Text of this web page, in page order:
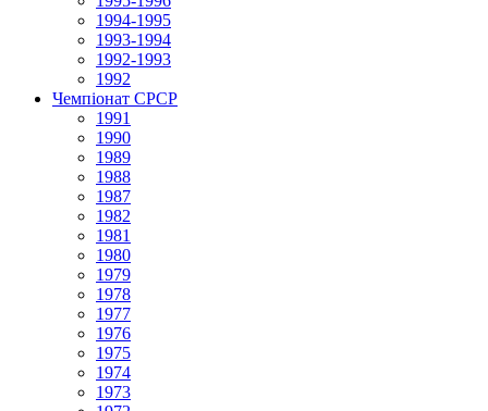
1994-1995
1993-1994
1992-1993
1992
Чемпіонат СРСР
1991
1990
1989
1988
1987
1982
1981
1980
1979
1978
1977
1976
1975
1974
1973